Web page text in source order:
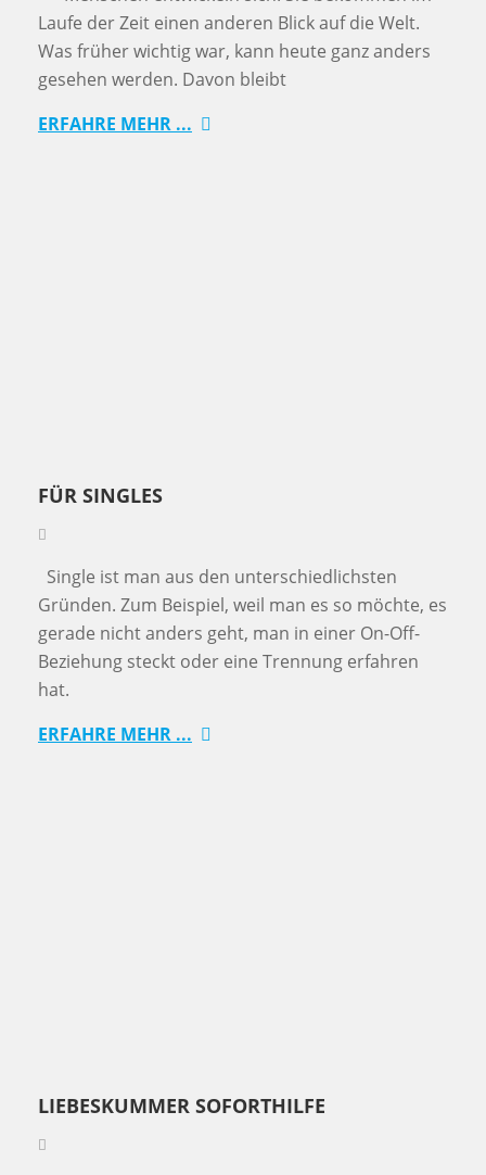
Laufe der Zeit einen anderen Blick auf die Welt.
Was früher wichtig war, kann heute ganz anders
gesehen werden. Davon bleibt
ERFAHRE MEHR ...
FÜR SINGLES
Single ist man aus den unterschiedlichsten
Gründen. Zum Beispiel, weil man es so möchte, es
gerade nicht anders geht, man in einer On-Off-
Beziehung steckt oder eine Trennung erfahren
hat.
ERFAHRE MEHR ...
LIEBESKUMMER SOFORTHILFE